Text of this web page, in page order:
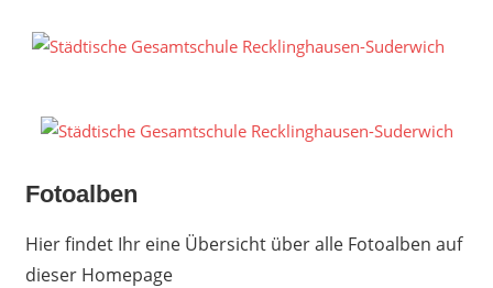
Inhalt
Fotoalben
Hier findet Ihr eine Übersicht über alle Fotoalben auf
dieser Homepage